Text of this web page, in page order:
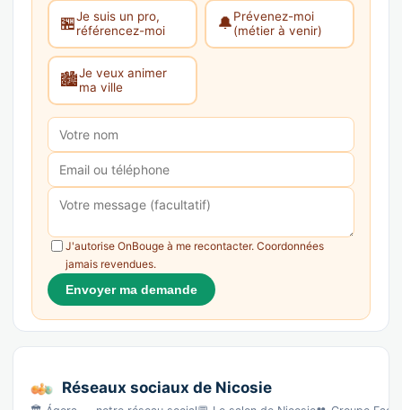
🏪Je suis un pro,
référencez-moi
🔔Prévenez-moi
(métier à venir)
🏙️Je veux animer
ma ville
J'autorise OnBouge à me recontacter. Coordonnées
jamais revendues.
Envoyer ma demande
Réseaux sociaux de Nicosie